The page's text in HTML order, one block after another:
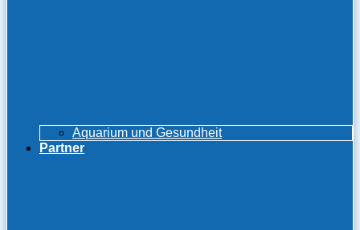
Aquarium und Gesundheit
Partner